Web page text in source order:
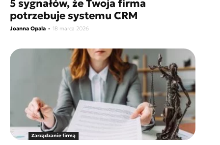
5 sygnałów, że Twoja firma
potrzebuje systemu CRM
Joanna Opala - 18 marca 2026
Zarządzanie firmą